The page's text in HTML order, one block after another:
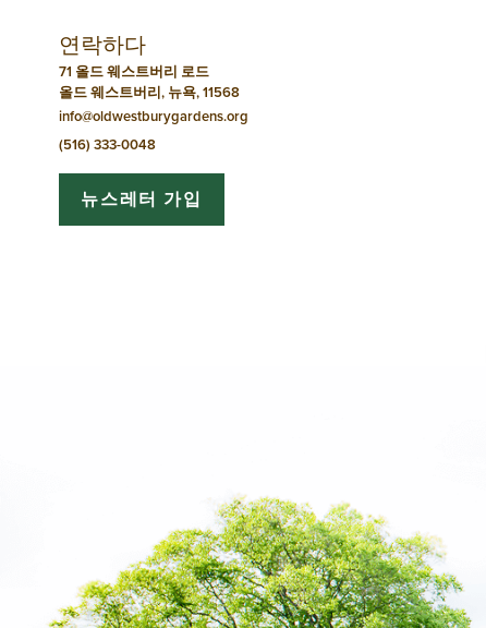
게
이
션
연락하다
71 올드 웨스트버리 로드
올드 웨스트버리, 뉴욕, 11568
info@oldwestburygardens.org
(516) 333-0048
뉴스레터 가입